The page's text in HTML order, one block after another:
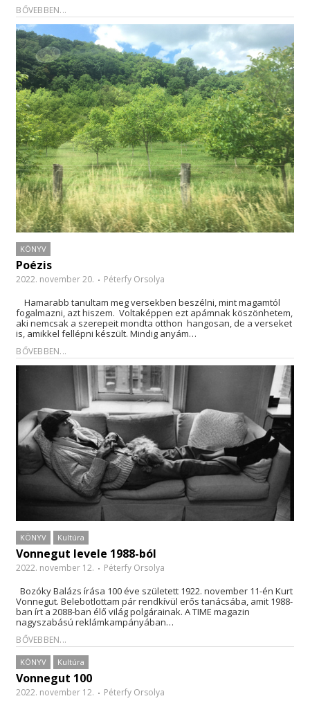
BŐVEBBEN...
KÖNYV
Poézis
2022. november 20. Péterfy Orsolya
Hamarabb tanultam meg versekben beszélni, mint magamtól
fogalmazni, azt hiszem. Voltaképpen ezt apámnak köszönhetem,
aki nemcsak a szerepeit mondta otthon hangosan, de a verseket
is, amikkel fellépni készült. Mindig anyám…
BŐVEBBEN...
KÖNYV Kultúra
Vonnegut levele 1988-ból
2022. november 12. Péterfy Orsolya
Bozóky Balázs írása 100 éve született 1922. november 11-én Kurt
Vonnegut. Belebotlottam pár rendkívül erős tanácsába, amit 1988-
ban írt a 2088-ban élő világ polgárainak. A TIME magazin
nagyszabású reklámkampányában…
BŐVEBBEN...
KÖNYV Kultúra
Vonnegut 100
2022. november 12. Péterfy Orsolya